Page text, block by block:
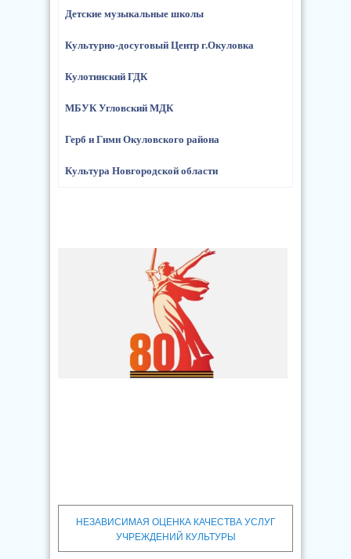
Детские музыкальные школы
Культурно-досуговый Центр г.Окуловка
Кулотинский ГДК
МБУК Угловский МДК
Герб и Гимн Окуловского района
Культура Новгородской области
НЕЗАВИСИМАЯ ОЦЕНКА КАЧЕСТВА УСЛУГ
УЧРЕЖДЕНИЙ КУЛЬТУРЫ